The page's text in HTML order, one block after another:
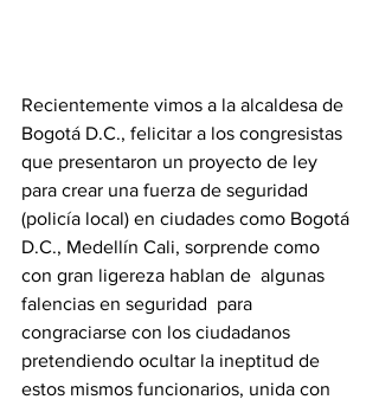
Recientemente vimos a la alcaldesa de
Bogotá D.C., felicitar a los congresistas
que presentaron un proyecto de ley
para crear una fuerza de seguridad
(policía local) en ciudades como Bogotá
D.C., Medellín Cali, sorprende como
con gran ligereza hablan de  algunas
falencias en seguridad  para
congraciarse con los ciudadanos
pretendiendo ocultar la ineptitud de
estos mismos funcionarios, unida con